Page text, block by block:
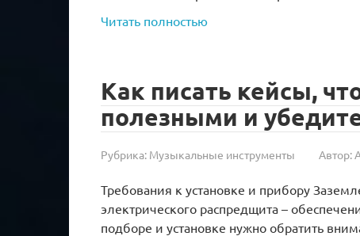
Читать полностью
Как писать кейсы,
полезными и
Рубрика: Музыкальные инструменты Автор:
Требования к установке и прибору
электрического распредщита –
подборе и установке нужно обратить